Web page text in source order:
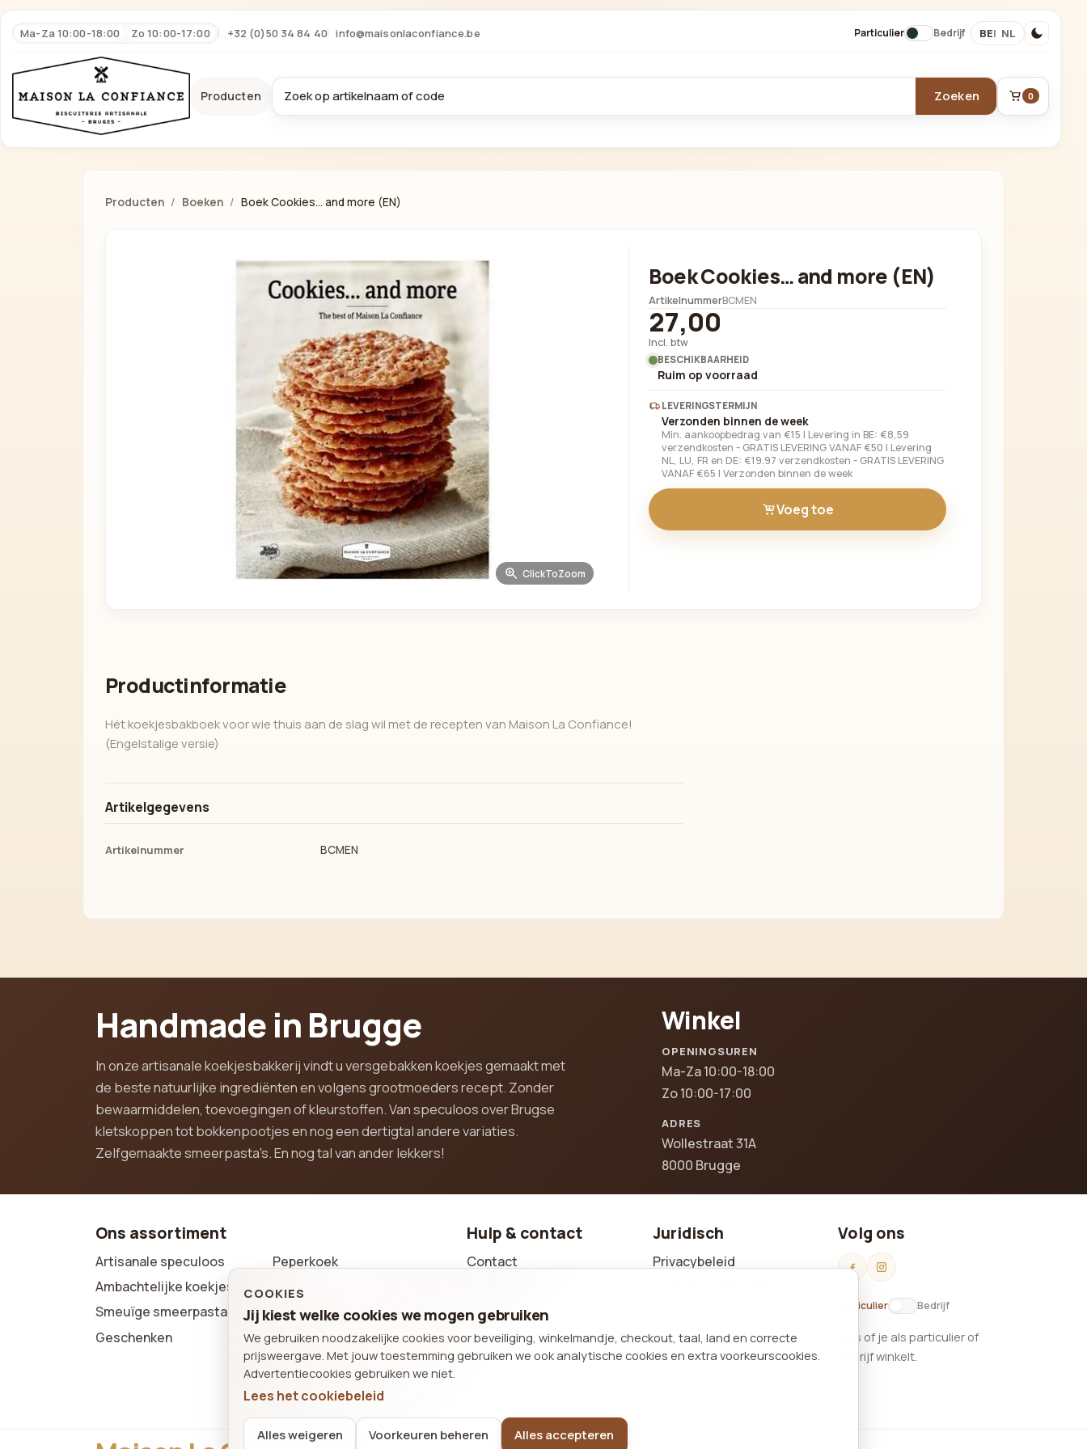
Ma-Za 10:00-18:00 Zo 10:00-17:00 +32 (0)50 34 84 40 info@maisonlaconfiance.be Particulier Bedrijf BE NL
Producten Zoeken 0
Producten Boeken Boek Cookies… and more (EN)
ClickToZoom
Boek Cookies… and more (EN)
ArtikelnummerBCMEN
27,00
Incl. btw
BESCHIKBAARHEID
Ruim op voorraad
LEVERINGSTERMIJN
Verzonden binnen de week
Min. aankoopbedrag van €15 | Levering in BE: €8,59
verzendkosten - GRATIS LEVERING VANAF €50 | Levering
NL, LU, FR en DE: €19.97 verzendkosten - GRATIS LEVERING
VANAF €65 | Verzonden binnen de week
Voeg toe
Productinformatie
Hét koekjesbakboek voor wie thuis aan de slag wil met de recepten van Maison La Confiance!
(Engelstalige versie)
Artikelgegevens
Artikelnummer BCMEN
Handmade in Brugge
In onze artisanale koekjesbakkerij vindt u versgebakken koekjes gemaakt met
de beste natuurlijke ingrediënten en volgens grootmoeders recept. Zonder
bewaarmiddelen, toevoegingen of kleurstoffen. Van speculoos over Brugse
kletskoppen tot bokkenpootjes en nog een dertigtal andere variaties.
Zelfgemaakte smeerpasta's. En nog tal van ander lekkers!
Winkel
OPENINGSUREN
Ma-Za 10:00-18:00
Zo 10:00-17:00
ADRES
Wollestraat 31A
8000 Brugge
Ons assortiment
Artisanale speculoos
Ambachtelijke koekjes
Smeuïge smeerpasta's
Geschenken
Peperkoek
Wafels & zachte cakejes
Hulp & contact
Contact
Sitemap
Telefoon: +32 (0)50 34 84
40
Juridisch
Privacybeleid
Volg ons
Particulier Bedrijf
Kies of je als particulier of
bedrijf winkelt.
COOKIES
Jij kiest welke cookies we mogen gebruiken
We gebruiken noodzakelijke cookies voor beveiliging, winkelmandje, checkout, taal, land en correcte
prijsweergave. Met jouw toestemming gebruiken we ook analytische cookies en extra voorkeurscookies.
Advertentiecookies gebruiken we niet.
Lees het cookiebeleid
Alles weigeren Voorkeuren beheren Alles accepteren